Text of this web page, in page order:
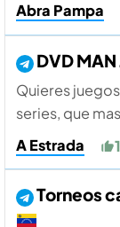
Abra Pampa
DVD MAN
Quieres
series, que
A Estrada
Torneos